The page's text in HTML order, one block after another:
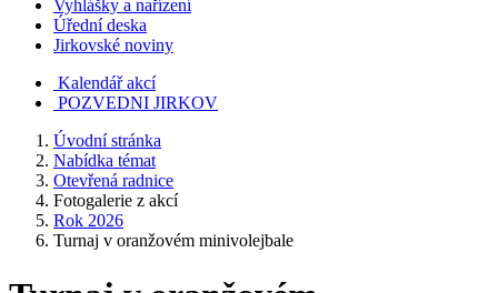
Vyhlášky a nařízení
Úřední deska
Jirkovské noviny
Kalendář akcí
POZVEDNI JIRKOV
Úvodní stránka
Nabídka témat
Otevřená radnice
Fotogalerie z akcí
Rok 2026
Turnaj v oranžovém minivolejbale